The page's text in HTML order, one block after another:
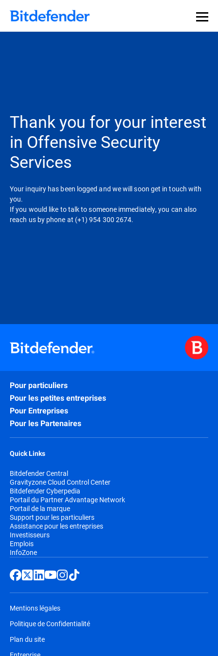
Thank you for your interest
in Offensive Security
Services
Your inquiry has been logged and we will soon get in touch with
you.
If you would like to talk to someone immediately, you can also
reach us by phone at (+1) 954 300 2674.
Pour particuliers
Pour les petites entreprises
Pour Entreprises
Pour les Partenaires
Quick Links
Bitdefender Central
Gravityzone Cloud Control Center
Bitdefender Cyberpedia
Portail du Partner Advantage Network
Portail de la marque
Support pour les particuliers
Assistance pour les entreprises
Investisseurs
Emplois
InfoZone
Mentions légales
Politique de Confidentialité
Plan du site